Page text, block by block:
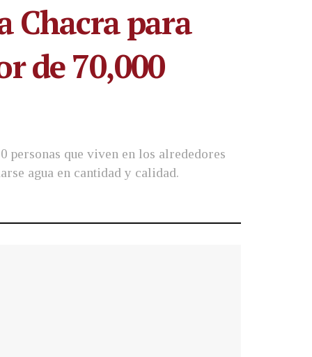
Chacra para
de 70,000
personas que viven en los alrededores
agua en cantidad y calidad.